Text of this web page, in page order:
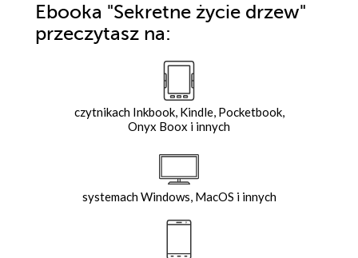
Ebooka "Sekretne życie drzew"
przeczytasz na:
czytnikach Inkbook, Kindle, Pocketbook,
Onyx Boox i innych
systemach Windows, MacOS i innych